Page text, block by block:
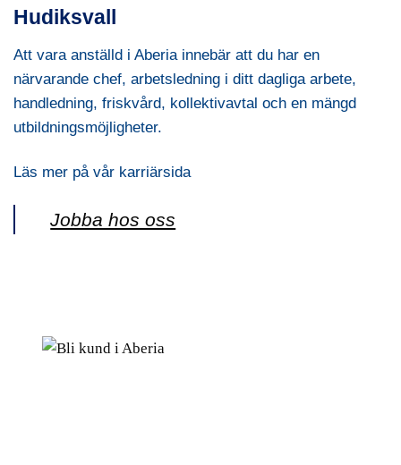
Hudiksvall
Att vara anställd i Aberia innebär att du har en
närvarande chef, arbetsledning i ditt dagliga arbete,
handledning, friskvård, kollektivavtal och en mängd
utbildningsmöjligheter.
Läs mer på vår karriärsida
Jobba hos oss